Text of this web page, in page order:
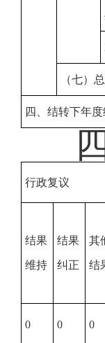
（七）
四、结转下年
行政复议
结果
维持
结果
纠正
其
结
0 0 0